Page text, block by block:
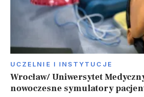
UCZELNIE I INSTYTUCJE
Wrocław/ Uniwersytet
nowoczesne symulatory